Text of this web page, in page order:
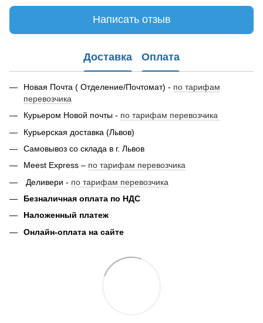
Написать отзыв
Доставка Оплата
Новая Почта ( Отделение/Почтомат) - по тарифам
перевозчика
Курьером Новой почты - по тарифам перевозчика
Курьерская доставка (Львов)
Самовывоз со склада в г. Львов
Meest Express – по тарифам перевозчика
Деливери - по тарифам перевозчика
Безналичная оплата по НДС
Наложенный платеж
Онлайн-оплата на сайте